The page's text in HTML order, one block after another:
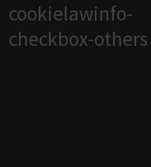
cookielawinfo-
checkbox-others